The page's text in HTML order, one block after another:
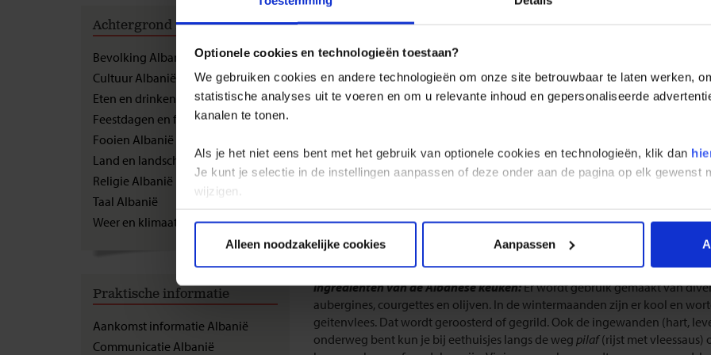
Optionele cookies en technologieën toestaan?
We gebruiken cookies en andere technologieën om onze site betrouwbaar te laten werken,
statistische analyses uit te voeren en om u relevante inhoud en gepersonaliseerde
kanalen te tonen.
Als je het niet eens bent met het gebruik van optionele cookies en technologieën, klik dan
Je kunt je selectie in de instellingen aanpassen of deze onder aan de pagina op elk gewenst
wijzigen.
Alleen noodzakelijke cookies
Aanpassen
Achtergrond informatie
Bevolking Albanië
Cultuur Albanië
Eten en drinken Albanië
Feestdagen en festivals Albanië
Fooien Albanië
Land en landschap Albanië
Religie Albanië
Taal Albanië
Weer en klimaat Albanië
Praktische informatie
Aankomst informatie Albanië
Communicatie Albanië
Albanezen zelf nemen geen uitgebreid ontbijt. Vaak beperken ze zich tot
doorgaans een uitgebreid ontbijt met eieren, brood, fruit, vleeswaren,kos
wordt uitgebreid geluncht, meestal een warme maaltijd met vlees of vis.
ui, vlees en spinazie. Je hebt ronde byreken driehoekigebyrek. En er isqoftë
pasteitje).
In de grotere plaatsen heb je naast Albanese ook Griekse en Italiaanse
verbaasd zijn als men je vraagt of je honger hebt. De tafel is er altijd
Dierakiwordt zelfs ’s ochtends vroeg gedronken.
Ingrediënten van de Albanese keuken:Er wordt gebruik gemaakt van
aubergines, courgettes en olijven. In de wintermaanden zijn er kool en
geitenvlees. Dat wordt geroosterd of gegrild. Ook de ingewanden (hart,
onderweg bent kun je bij eethuisjes langs de weg pilaf(rijst met vleessaus)